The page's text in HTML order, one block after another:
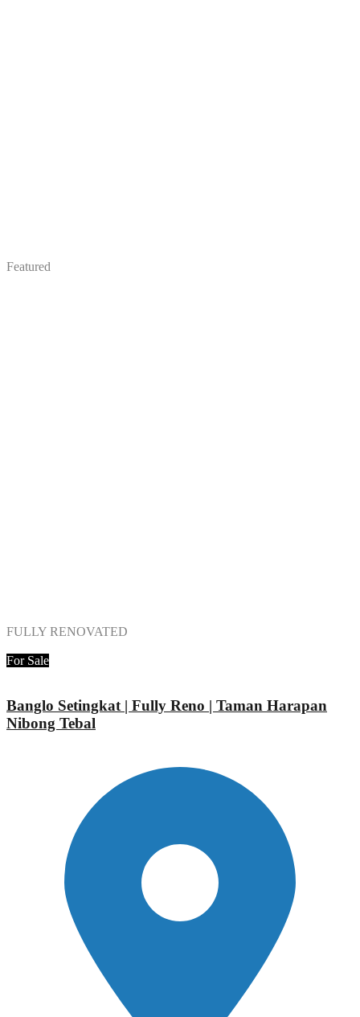
Featured
FULLY RENOVATED
For Sale
Banglo Setingkat | Fully Reno | Taman Harapan
Nibong Tebal